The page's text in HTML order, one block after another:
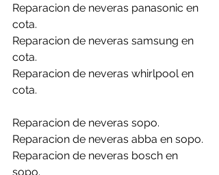
Reparacion de neveras panasonic en
cota.
Reparacion de neveras samsung en
cota.
Reparacion de neveras whirlpool en
cota.
Reparacion de neveras sopo.
Reparacion de neveras abba en sopo.
Reparacion de neveras bosch en
sopo.